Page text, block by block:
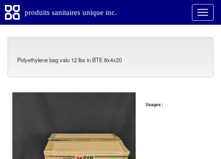
produits sanitaires unique inc.
Polyethylene bag valu 12 lbs in BTE 8x4x20
Usages :